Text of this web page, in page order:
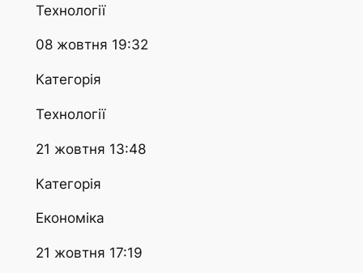
Технології
08 жовтня 19:32
Категорія
Технології
21 жовтня 13:48
Категорія
Економіка
21 жовтня 17:19